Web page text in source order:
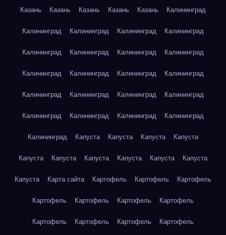
Казань Казань Казань Казань Казань Калининград
Калининград Калининград Калининград Калининград
Калининград Калининград Калининград Калининград
Калининград Калининград Калининград Калининград
Калининград Калининград Калининград Калининград
Калининград Калининград Калининград Калининград
Калининград Капуста Капуста Капуста Капуста
Капуста Капуста Капуста Капуста Капуста Капуста
Капуста Карта сайта Картофель Картофель Картофель
Картофель Картофель Картофель Картофель
Картофель Картофель Картофель Картофель